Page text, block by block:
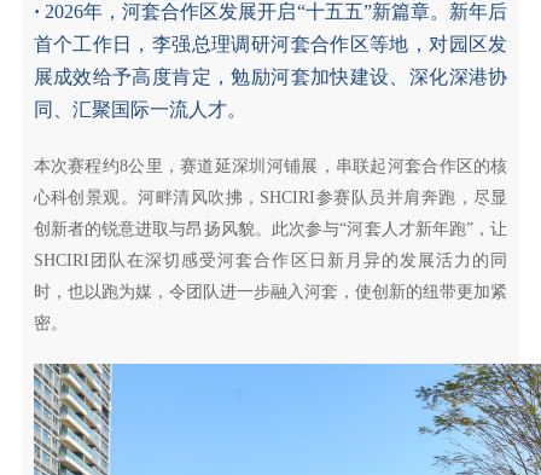
· 2026年，河套合作区发展开启“十五五”新篇章。新年后
首个工作日，李强总理调研河套合作区等地，对园区发
展成效给予高度肯定，勉励河套加快建设、深化深港协
同、汇聚国际一流人才。
本次赛程约8公里，赛道延深圳河铺展，串联起河套合作区的核
心科创景观。河畔清风吹拂，SHCIRI参赛队员并肩奔跑，尽显
创新者的锐意进取与昂扬风貌。此次参与“河套人才新年跑”，让
SHCIRI团队在深切感受河套合作区日新月异的发展活力的同
时，也以跑为媒，令团队进一步融入河套，使创新的纽带更加紧
密。